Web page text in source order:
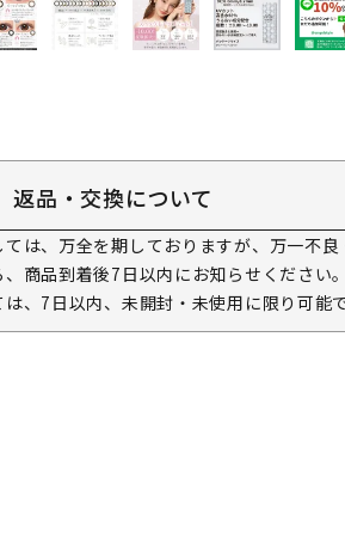
返品・交換について
は、万全を期しておりますが、万一不良
商品到着後7日以内にお知らせください
、7日以内、未開封・未使用に限り可能で